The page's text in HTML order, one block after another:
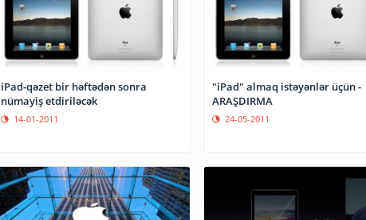
iPad-qəzet bir həftədən sonra
nümayiş etdiriləcək
14-01-2011
"iPad" almaq istəyənlər üçün -
ARAŞDIRMA
24-05-2011